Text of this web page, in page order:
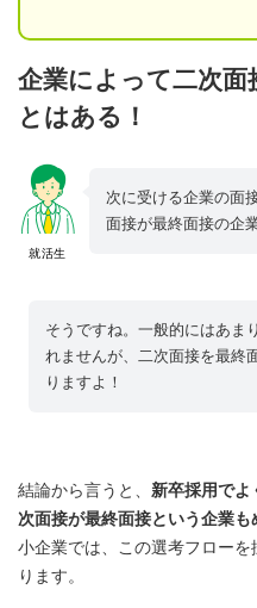
企業によって二次面
とはある！
就活生
次に受ける企業の面
面接が最終面接の企
そうですね。一般的にはあま
れませんが、二次面接を最終
りますよ！
結論から言うと、 新卒採用でよ
次面接が最終面接という企業
小企業では、この選考フロー
ります。